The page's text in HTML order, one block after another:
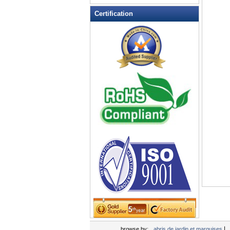
plein air
Mosaïque de meubles extérieurs
Outdoor Bistro Sets
Outdoor Chaises à bascule
Planeurs extérieur et balançoires
Planters extérieur
Tableau Loisirs
Tables de pique-nique
Certification